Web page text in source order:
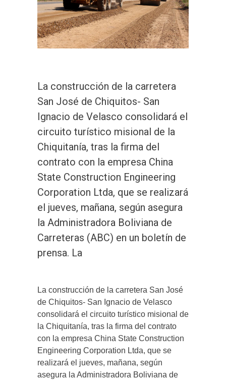
La construcción de la carretera
San José de Chiquitos- San
Ignacio de Velasco consolidará el
circuito turístico misional de la
Chiquitanía, tras la firma del
contrato con la empresa China
State Construction Engineering
Corporation Ltda, que se realizará
el jueves, mañana, según asegura
la Administradora Boliviana de
Carreteras (ABC) en un boletín de
prensa. La
La construcción de la carretera San José
de Chiquitos- San Ignacio de Velasco
consolidará el circuito turístico misional de
la Chiquitanía, tras la firma del contrato
con la empresa China State Construction
Engineering Corporation Ltda, que se
realizará el jueves, mañana, según
asegura la Administradora Boliviana de